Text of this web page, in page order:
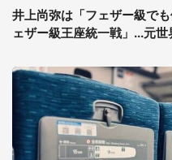
井上尚弥は「フェザー級で
ェザー級王座統一戦」...元